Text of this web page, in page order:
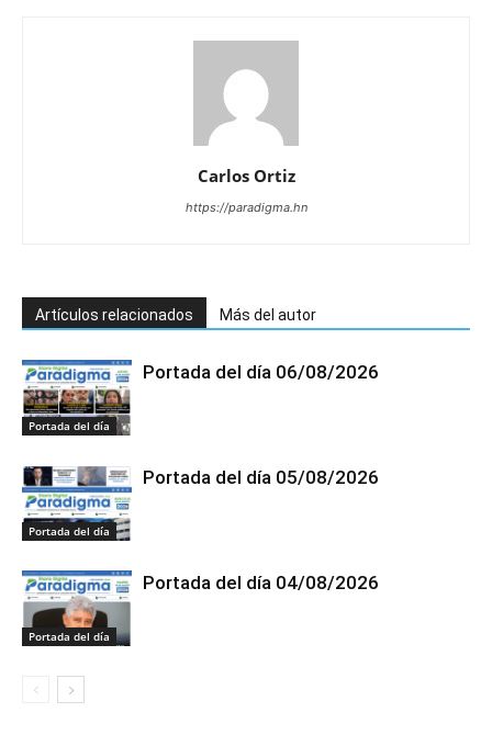
Carlos Ortiz
https://paradigma.hn
Artículos relacionados Más del autor
Portada del día
Portada del día 06/08/2026
Portada del día
Portada del día 05/08/2026
Portada del día
Portada del día 04/08/2026